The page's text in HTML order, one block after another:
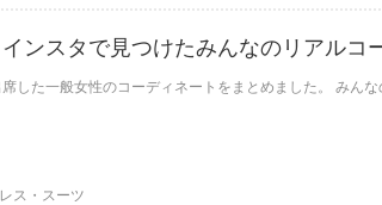
ンスタで見つけたみんなのリアルコ
した一般女性のコーディネートをまとめました。 みん
レス・スーツ